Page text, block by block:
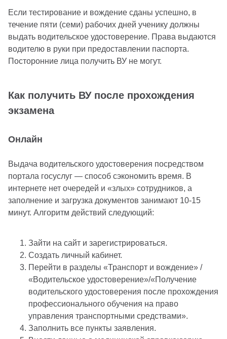
Если тестирование и вождение сданы успешно, в
течение пяти (семи) рабочих дней ученику должны
выдать водительское удостоверение. Права выдаются
водителю в руки при предоставлении паспорта.
Посторонние лица получить ВУ не могут.
Как получить ВУ после прохождения
экзамена
Онлайн
Выдача водительского удостоверения посредством
портала госуслуг — способ сэкономить время. В
интернете нет очередей и «злых» сотрудников, а
заполнение и загрузка документов занимают 10-15
минут. Алгоритм действий следующий:
Зайти на сайт и зарегистрироваться.
Создать личный кабинет.
Перейти в разделы «Транспорт и вождение» /
«Водительское удостоверение»/«Получение
водительского удостоверения после прохождения
профессионального обучения на право
управления транспортными средствами».
Заполнить все пункты заявления.